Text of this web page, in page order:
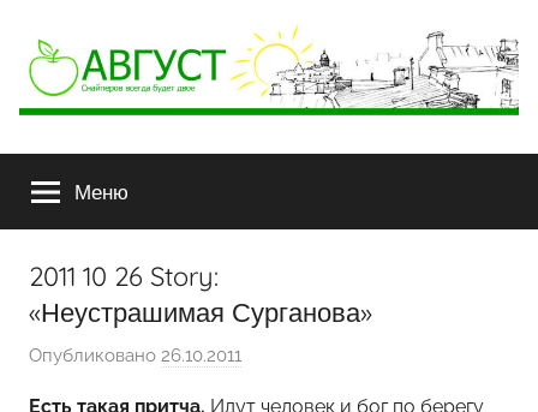
АВГУСТ
будет
двое
Меню
2011 10 26 Story:
«Неустрашимая Сурганова»
Опубликовано 26.10.2011
Есть такая притча. Идут человек и бог по берегу